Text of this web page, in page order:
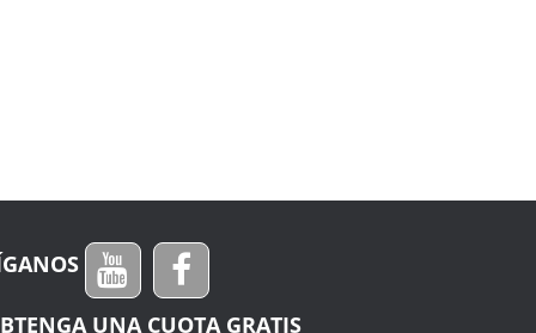
UNA CUOTA GRATIS